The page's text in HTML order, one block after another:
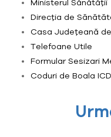
Ministerul Sănătății
Direcția de
Casa Județeană
Telefoane Utile
Formular Sesizari
Coduri de Boala